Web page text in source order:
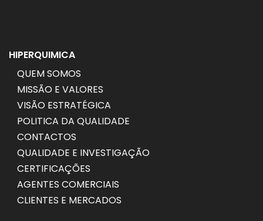
HIPERQUIMICA
QUEM SOMOS
MISSÃO E VALORES
VISÃO ESTRATÉGICA
POLITICA DA QUALIDADE
CONTACTOS
QUALIDADE E INVESTIGAÇÃO
CERTIFICAÇÕES
AGENTES COMERCIAIS
CLIENTES E MERCADOS